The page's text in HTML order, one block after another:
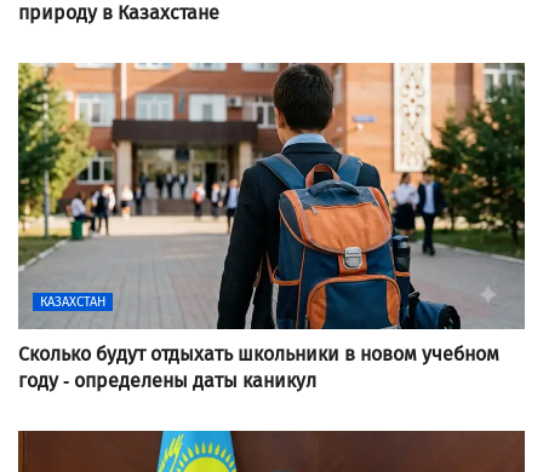
природу в Казахстане
КАЗАХСТАН
Сколько будут отдыхать школьники в новом учебном
году - определены даты каникул